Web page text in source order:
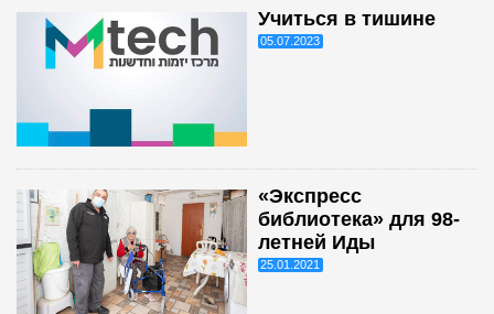
Учиться в тишине
05.07.2023
«Экспресс
библиотека» для 98-
летней Иды
25.01.2021